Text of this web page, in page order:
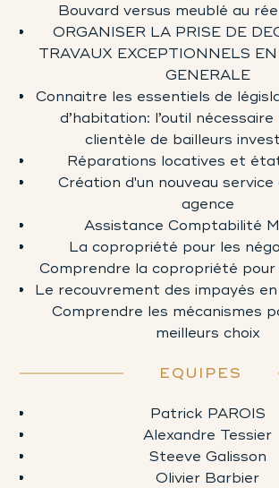
Bouvard versus meublé au
ORGANISER LA PRISE DE
TRAVAUX EXCEPTIONNELS
GENERALE
Connaitre les essentiels de
d’habitation: l’outil
clientèle de bailleurs
Réparations locatives et
Création d'un nouveau
agence
Assistance Comptabilité
La copropriété pour les
Comprendre la copropriété pour
Le recouvrement des impayés
Comprendre les mécanismes
meilleurs choix
EQUIPES
Patrick PAROIS
Alexandre Tessier
Steeve Galisson
Olivier Barbier